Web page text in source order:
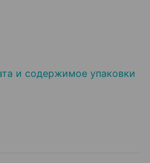
и содержимое упаковки